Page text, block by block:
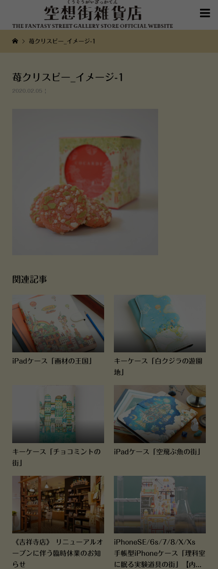

苺クリスピー_イメージ-1
苺クリスピー_イメージ-1
2020.02.05
関連記事
iPadケース「画材の王国」
キーケース「白クジラの遊園
地」
キーケース「チョコミントの
街」
iPadケース「空飛ぶ魚の街」
《吉祥寺店》 リニューアルオ
ープンに伴う臨時休業のお知
らせ
iPhoneSE/6s/7/8/X/Xs
手帳型iPhoneケース「理科室
に眠る実験道具の街」【内...